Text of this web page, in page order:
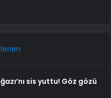
sis yuttu! Göz gözü